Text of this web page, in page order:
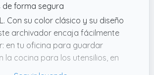
de forma segura
Con su color clásico y su diseño
archivador encaja fácilmente
en tu oficina para guardar
la cocina para los utensilios, en